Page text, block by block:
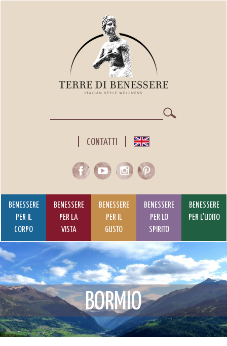
CONTATTI
BENESSERE
PER IL
CORPO
BENESSERE
PER LA
VISTA
BENESSERE
PER IL
GUSTO
BENESSERE
PER LO
SPIRITO
BENESSERE
PER L'UDITO
BORMIO